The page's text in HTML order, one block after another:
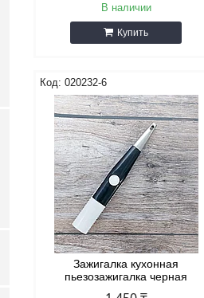
В наличии
Купить
020232-6
Зажигалка кухонная
пьезозажигалка черная